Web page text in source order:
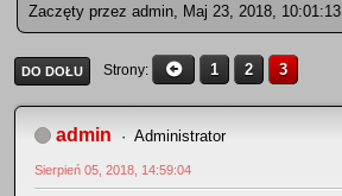
Zaczęty przez admin, Maj 23, 2018, 10:01:13
DO DOŁU Strony 1 2 3
admin Administrator
Sierpień 05, 2018, 14:59:04